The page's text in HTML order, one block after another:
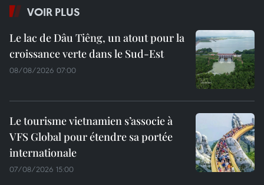
VOIR PLUS
Le lac de Dâu Tiêng, un atout pour la
croissance verte dans le Sud-Est
08/08/2026 07:00
Le tourisme vietnamien s’associe à
VFS Global pour étendre sa portée
internationale
07/08/2026 15:00